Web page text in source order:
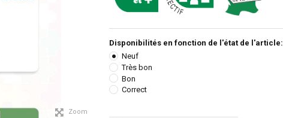
Zoom
Disponibilités en fonction de l'état de l'article:
Neuf
Très bon
Bon
Correct